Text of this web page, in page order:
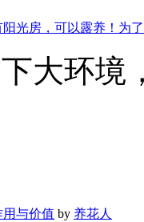
光房，可以露养！为
大环境
与价值 by 养花人